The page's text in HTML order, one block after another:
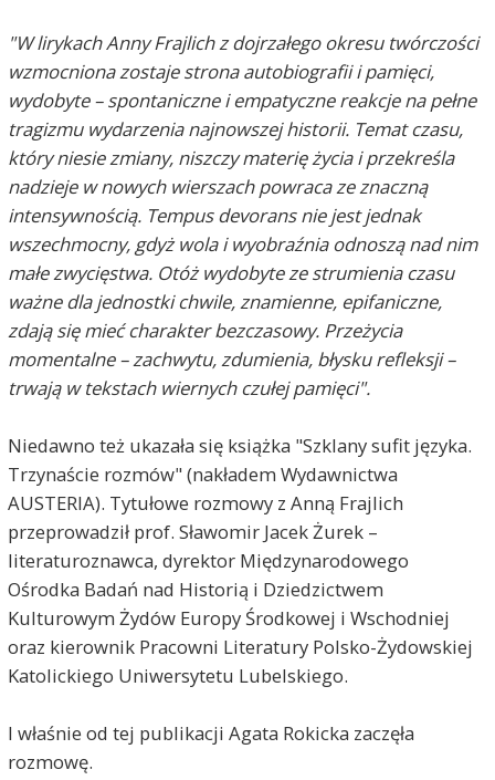
"W lirykach Anny Frajlich z dojrzałego okresu twórczości
wzmocniona zostaje strona autobiografii i pamięci,
wydobyte – spontaniczne i empatyczne reakcje na pełne
tragizmu wydarzenia najnowszej historii. Temat czasu,
który niesie zmiany, niszczy materię życia i przekreśla
nadzieje w nowych wierszach powraca ze znaczną
intensywnością. Tempus devorans nie jest jednak
wszechmocny, gdyż wola i wyobraźnia odnoszą nad nim
małe zwycięstwa. Otóż wydobyte ze strumienia czasu
ważne dla jednostki chwile, znamienne, epifaniczne,
zdają się mieć charakter bezczasowy. Przeżycia
momentalne – zachwytu, zdumienia, błysku refleksji –
trwają w tekstach wiernych czułej pamięci".
Niedawno też ukazała się książka "Szklany sufit języka.
Trzynaście rozmów" (nakładem Wydawnictwa
AUSTERIA). Tytułowe rozmowy z Anną Frajlich
przeprowadził prof. Sławomir Jacek Żurek –
literaturoznawca, dyrektor Międzynarodowego
Ośrodka Badań nad Historią i Dziedzictwem
Kulturowym Żydów Europy Środkowej i Wschodniej
oraz kierownik Pracowni Literatury Polsko-Żydowskiej
Katolickiego Uniwersytetu Lubelskiego.
I właśnie od tej publikacji Agata Rokicka zaczęła
rozmowę.